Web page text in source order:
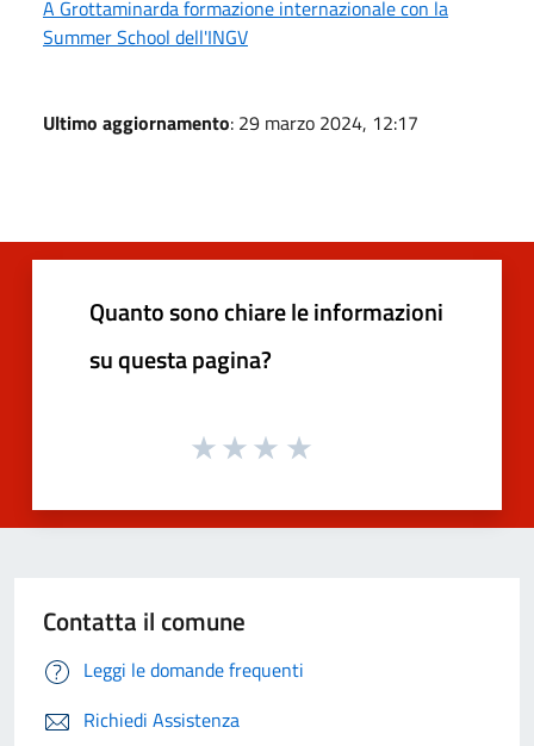
A Grottaminarda formazione internazionale con la
Summer School dell'INGV
Ultimo aggiornamento: 29 marzo 2024, 12:17
Quanto sono chiare le informazioni
su questa pagina?
Contatta il comune
Leggi le domande frequenti
Richiedi Assistenza